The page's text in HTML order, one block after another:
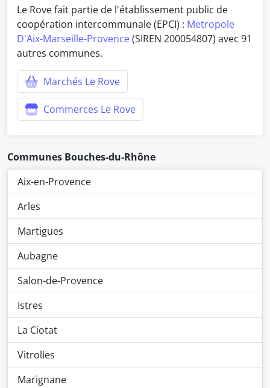
Le Rove fait partie de l'établissement public de
coopération intercommunale (EPCI) : Metropole
D'Aix-Marseille-Provence(SIREN 200054807) avec 91
autres communes.
Marchés Le Rove
Commerces Le Rove
Communes Bouches-du-Rhône
Aix-en-Provence
Arles
Martigues
Aubagne
Salon-de-Provence
Istres
La Ciotat
Vitrolles
Marignane